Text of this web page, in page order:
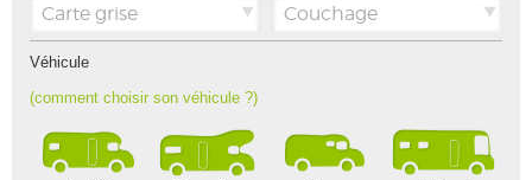
Carte grise Couchage
Véhicule
(comment choisir son véhicule ?)